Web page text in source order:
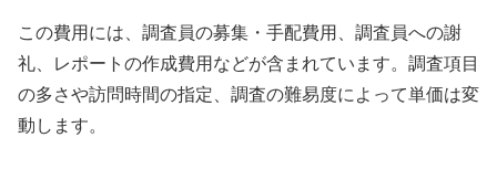
この費用には、調査員の募集・手配費用、調査員への謝
礼、レポートの作成費用などが含まれています。調査項目
の多さや訪問時間の指定、調査の難易度によって単価は変
動します。